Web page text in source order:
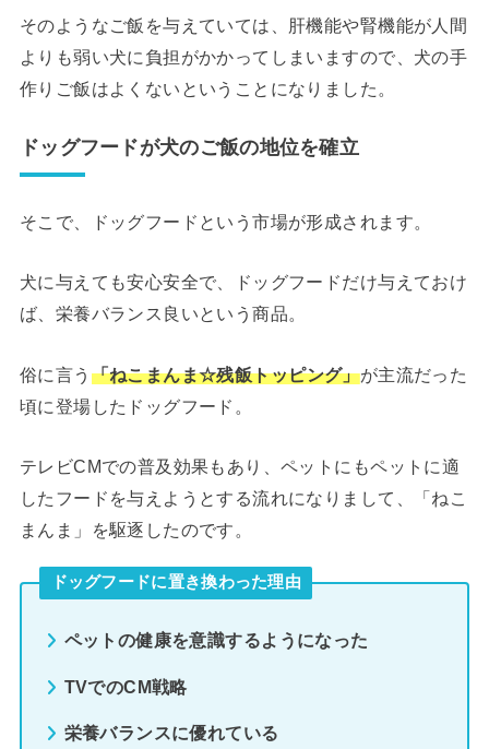
そのようなご飯を与えていては、肝機能や腎機能が人間
よりも弱い犬に負担がかかってしまいますので、犬の手
作りご飯はよくないということになりました。
ドッグフードが犬のご飯の地位を確立
そこで、ドッグフードという市場が形成されます。
犬に与えても安心安全で、ドッグフードだけ与えておけ
ば、栄養バランス良いという商品。
俗に言う 「ねこまんま☆残飯トッピング」が主流だった
頃に登場したドッグフード。
テレビCMでの普及効果もあり、ペットにもペットに適
したフードを与えようとする流れになりまして、「ねこ
まんま」を駆逐したのです。
ドッグフードに置き換わった理由
ペットの健康を意識するようになった
TVでのCM戦略
栄養バランスに優れている